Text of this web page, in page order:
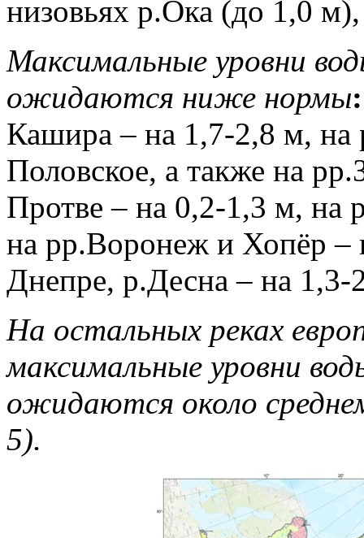
низовьях р.Ока (до 1,0
Максимальные уровни
ожидаются ниже нормы
Кашира – на 1,7-2,8 м, на
Половское, а также на
Протве – на 0,2-1,3 м, на
на рр.Воронеж и Хопёр –
Днепре, р.Десна – на 1,3-
На остальных реках
максимальные уровни
ожидаются около
5).